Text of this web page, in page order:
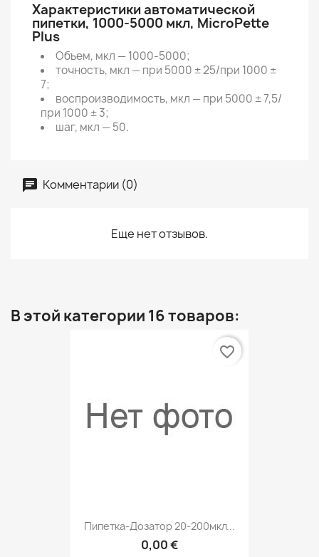
Характеристики автоматической
пипетки, 1000-5000 мкл, MicroPette
Plus
Объем, мкл — 1000-5000;
точность, мкл — при 5000 ± 25/при 1000 ±
7;
воспроизводимость, мкл — при 5000 ± 7,5/
при 1000 ± 3;
шаг, мкл — 50.
Комментарии (0)
Еще нет отзывов.
В этой категории 16 товаров:
Пипетка-Дозатор 20-200мкл...
0,00 €
favorite_border